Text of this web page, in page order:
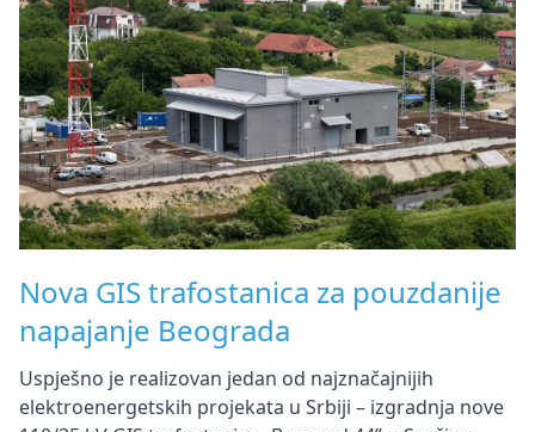
Nova GIS trafostanica za pouzdanije
napajanje Beograda
Uspješno je realizovan jedan od najznačajnijih
elektroenergetskih projekata u Srbiji – izgradnja nove